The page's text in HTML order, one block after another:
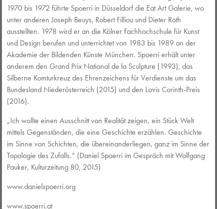
1970 bis 1972 führte Spoerri in Düsseldorf die Eat Art Galerie, wo
unter anderen Joseph Beuys, Robert Filliou und Dieter Roth
ausstellten. 1978 wird er an die Kölner Fachhochschule für Kunst
und Design berufen und unterrichtet von 1983 bis 1989 an der
Akademie der Bildenden Künste München. Spoerri erhält unter
anderem den Grand Prix National de la Sculpture (1993), das
Silberne Komturkreuz des Ehrenzeichens für Verdienste um das
Bundesland Niederösterreich (2015) und den Lovis Corinth-Preis
(2016).
„Ich wollte einen Ausschnitt von Realität zeigen, ein Stück Welt
mittels Gegenständen, die eine Geschichte erzählen. Geschichte
im Sinne von Schichten, die übereinanderliegen, ganz im Sinne der
Topologie des Zufalls.“ (Daniel Spoerri im Gespräch mit Wolfgang
Pauker, Kulturzeitung 80, 2015)
www.danielspoerri.org
www.spoerri.at